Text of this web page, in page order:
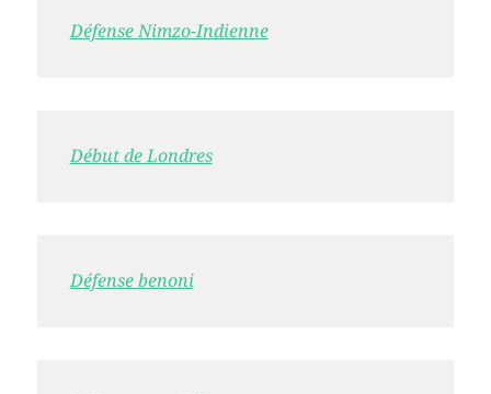
Défense Nimzo-Indienne
Début de Londres
Défense benoni